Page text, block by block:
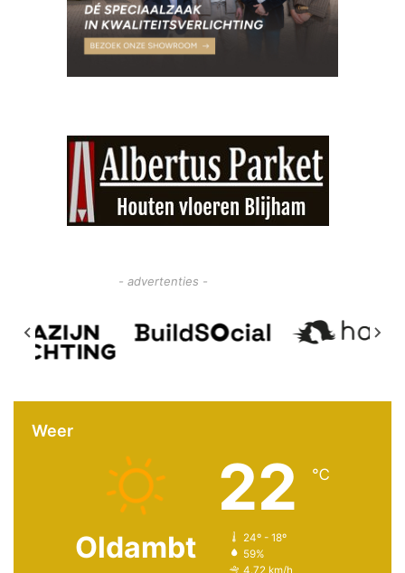
- advertenties -
Weer
Oldambt
22 ℃
24º - 18º
59%
4.72 km/h